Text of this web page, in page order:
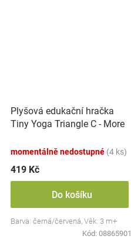
Plyšová edukační hračka
Tiny Yoga Triangle C - More
BabyOno
momentálně nedostupné (4 ks)
419 Kč
Do košíku
Barva: černá/červená, Věk: 3 m+
Kód: 08865901